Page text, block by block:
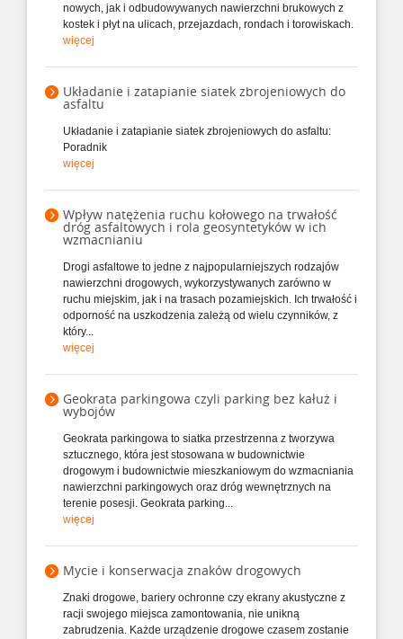
nowych, jak i odbudowywanych nawierzchni brukowych z
kostek i płyt na ulicach, przejazdach, rondach i torowiskach.
więcej
Układanie i zatapianie siatek zbrojeniowych do
asfaltu
Układanie i zatapianie siatek zbrojeniowych do asfaltu:
Poradnik
więcej
Wpływ natężenia ruchu kołowego na trwałość
dróg asfaltowych i rola geosyntetyków w ich
wzmacnianiu
Drogi asfaltowe to jedne z najpopularniejszych rodzajów
nawierzchni drogowych, wykorzystywanych zarówno w
ruchu miejskim, jak i na trasach pozamiejskich. Ich trwałość i
odporność na uszkodzenia zależą od wielu czynników, z
który...
więcej
Geokrata parkingowa czyli parking bez kałuż i
wybojów
Geokrata parkingowa to siatka przestrzenna z tworzywa
sztucznego, która jest stosowana w budownictwie
drogowym i budownictwie mieszkaniowym do wzmacniania
nawierzchni parkingowych oraz dróg wewnętrznych na
terenie posesji. Geokrata parking...
więcej
Mycie i konserwacja znaków drogowych
Znaki drogowe, bariery ochronne czy ekrany akustyczne z
racji swojego miejsca zamontowania, nie unikną
zabrudzenia. Każde urządzenie drogowe czasem zostanie